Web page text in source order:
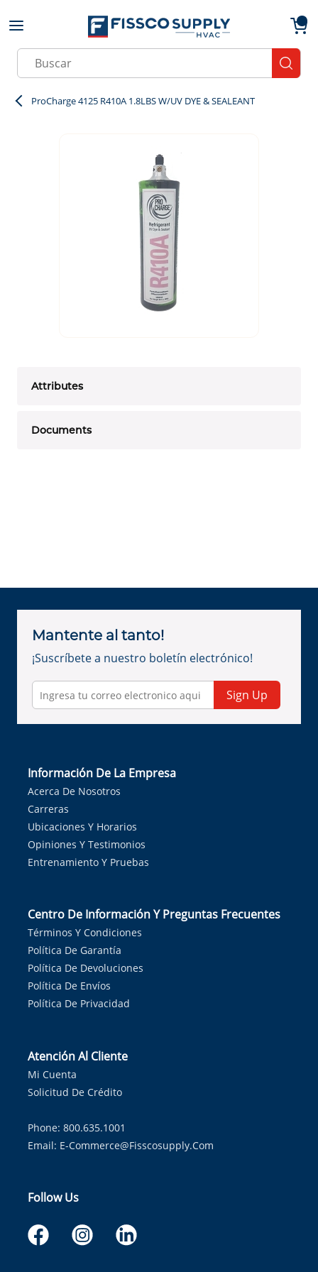
Skip to main content
Site Search
ProCharge 4125 R410A 1.8LBS W/UV DYE & SEALEANT
Attributes
Documents
Mantente al tanto!
¡Suscríbete a nuestro boletín electrónico!
Sign Up
Información De La Empresa
Acerca De Nosotros
Carreras
Ubicaciones Y Horarios
Opiniones Y Testimonios
Entrenamiento Y Pruebas
Centro De Información Y Preguntas Frecuentes
Términos Y Condiciones
Política De Garantía
Política De Devoluciones
Política De Envíos
Política De Privacidad
Atención Al Cliente
Mi Cuenta
Solicitud De Crédito
Phone: 800.635.1001
Email: E-Commerce@fisscosupply.com
Follow Us